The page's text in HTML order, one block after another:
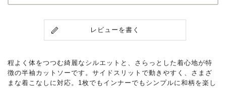
レビューを書く
程よく体をつつむ綺麗なシルエットと、さらっとした着心地が特
徴の半袖カットソーです。サイドスリットで動きやすく、さまざ
まな着こなしに対応。1枚でもインナーでもシンプルに和柄を楽し